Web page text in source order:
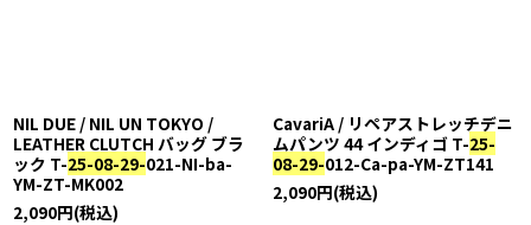
絞り込む
NIL DUE / NIL UN TOKYO /
LEATHER CLUTCH バッグ ブラ
ック T-25-08-29-021-NI-ba-
YM-ZT-MK002
2,090円(税込)
CavariA / リペアストレッチデニ
ムパンツ 44 インディゴ T-25-
08-29-012-Ca-pa-YM-ZT141
2,090円(税込)